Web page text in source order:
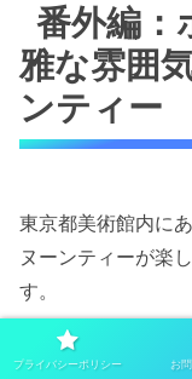
番外編：
雅な雰囲
ンティー
東京都美術館内に
ヌーンティーが楽
す。
プライバシーポリシー お